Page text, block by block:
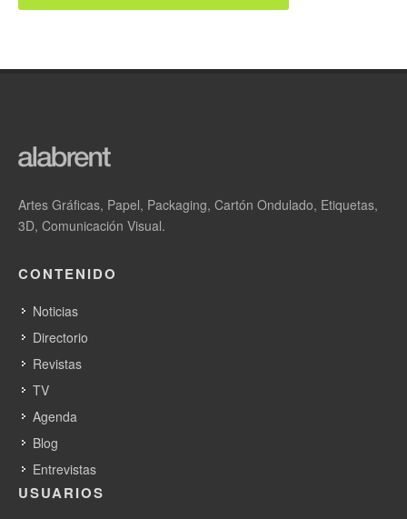
Artes Gráficas, Papel, Packaging, Cartón Ondulado, Etiquetas,
3D, Comunicación Visual.
CONTENIDO
Noticias
Directorio
Revistas
TV
Agenda
Blog
Entrevistas
USUARIOS